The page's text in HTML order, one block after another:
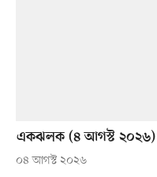
একঝলক (৪ আগস্ট ২০২৬)
০৪ আগস্ট ২০২৬